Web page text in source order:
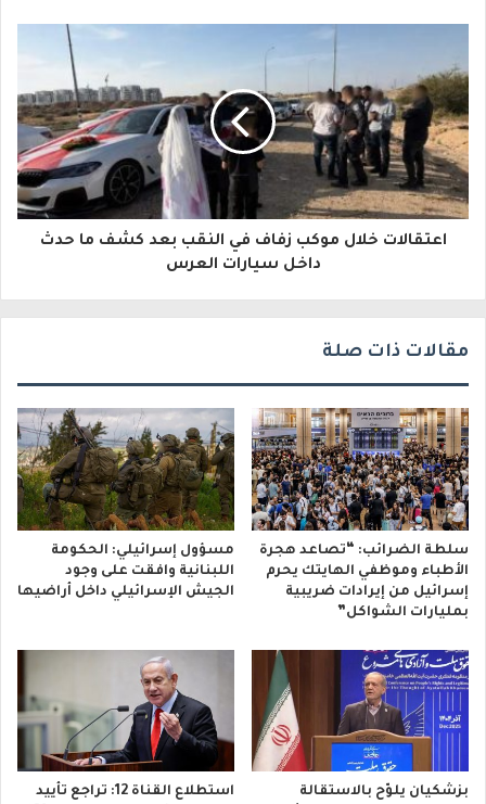
ل
ك
ت
ر
اعتقالات خلال موكب زفاف في النقب بعد كشف ما حدث
داخل سيارات العرس
مقالات ذات صلة
سلطة الضرائب: “تصاعد هجرة
الأطباء وموظفي الهايتك يحرم
إسرائيل من إيرادات ضريبية
بمليارات الشواكل”
مسؤول إسرائيلي: الحكومة
اللبنانية وافقت على وجود
الجيش الإسرائيلي داخل أراضيها
بزشكيان يلوّح بالاستقالة
استطلاع القناة 12: تراجع تأييد